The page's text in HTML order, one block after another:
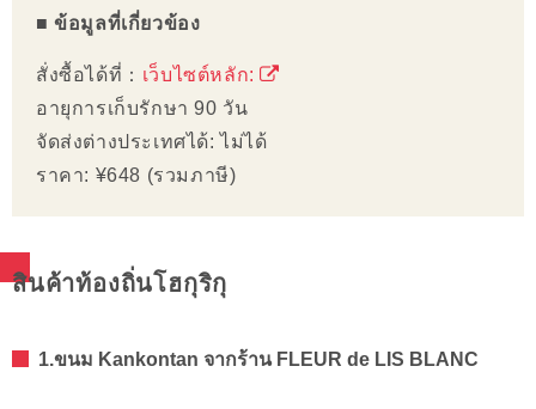
■ ข้อมูลที่เกี่ยวข้อง
สั่งซื้อได้ที่： เว็บไซต์หลัก:
อายุการเก็บรักษา 90 วัน
จัดส่งต่างประเทศได้: ไม่ได้
ราคา: ¥648 (รวมภาษี)
สินค้าท้องถิ่นโฮกุริกุ
1.ขนม Kankontan จากร้าน FLEUR de LIS BLANC